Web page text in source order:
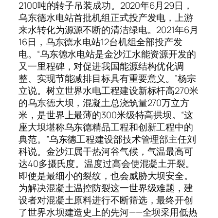
2100吨的转子吊装成功。2020年6月29日，
乌东德水电站首批机组正式投产发电，上游
来水转化为源源不断的清洁绿电。2021年6月
16日，乌东德水电站12台机组全部投产发
电。“乌东德水电站是金沙江水能资源开发的
又一里程碑，对促进我国能源结构优化调
整、实现节能减排目标具有重要意义。”杨宗
立说。树立世界水电工程建设新标杆高270米
的乌东德大坝，混凝土总浇筑量270万立方
米，是世界上最薄的300米级特高拱坝。“这
座大坝堪称乌东德精品工程和创新工程中的
典范。”乌东德工程建设部技术管理部主任刘
科说。金沙江属干热河谷气候，气温最高可
达40多摄氏度。温度过高会使混凝土开裂。
即使是最细小的裂纹，也会威胁大坝安全。
为解决混凝土温控防裂这一世界级难题，建
设者对混凝土原料进行不断筛选，最终开创
了世界水坝建造史上的先河——全坝采用低热